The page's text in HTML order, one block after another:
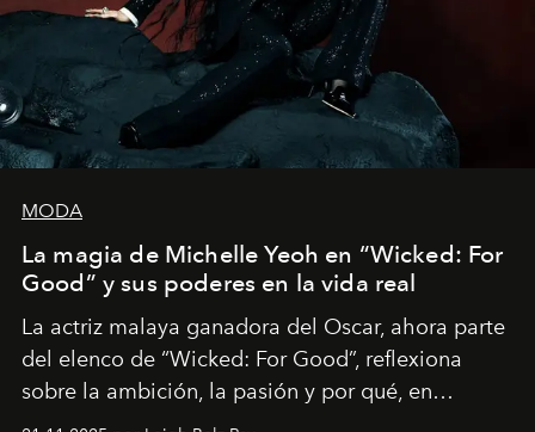
MODA
La magia de Michelle Yeoh en “Wicked: For
Good” y sus poderes en la vida real
La actriz malaya ganadora del Oscar, ahora parte
del elenco de “Wicked: For Good”, reflexiona
sobre la ambición, la pasión y por qué, en
ocasiones, la introspección puede esperar. “Es